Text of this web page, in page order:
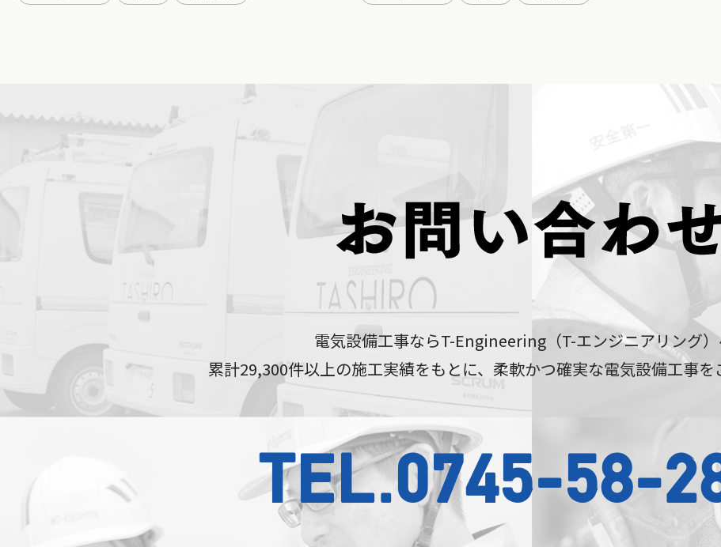
電気設備工事ならT-Engineering（T-エンジニアリング）
累計29,300件以上の施工実績をもとに、 柔軟かつ確実な電気設備工事を
TEL.0745-58-